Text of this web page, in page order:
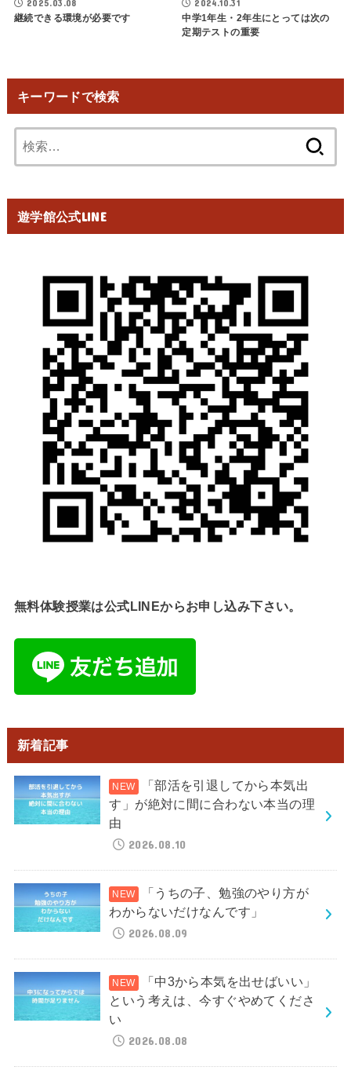
2025.03.08
継続できる環境が必要です
2024.10.31
中学1年生・2年生にとっては次の
定期テストの重要
キーワードで検索
索:
遊学館公式LINE
無料体験授業は公式LINEからお申し込み下さい。
新着記事
「部活を引退してから本気出
す」が絶対に間に合わない本当の理
由
2026.08.10
「うちの子、勉強のやり方が
わからないだけなんです」
2026.08.09
「中3から本気を出せばいい」
という考えは、今すぐやめてくださ
い
2026.08.08